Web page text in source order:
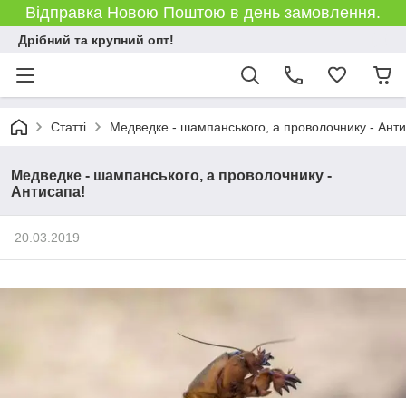
Відправка Новою Поштою в день замовлення.
Дрібний та крупний опт!
Статті Медведке - шампанського, а проволочнику -
Медведке - шампанського, а проволочнику -
Антисапа!
20.03.2019